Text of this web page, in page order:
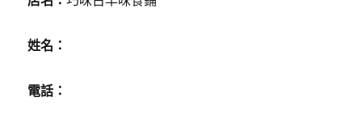
姓名：
電話：